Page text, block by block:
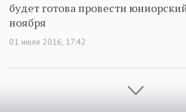
будет готова провести
ноября
01 июля 2016, 17:42